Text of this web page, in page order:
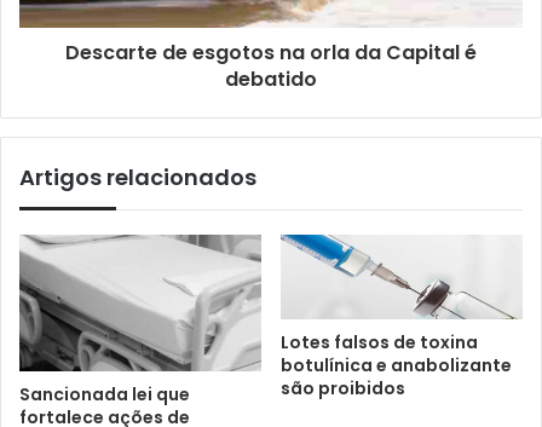
Descarte de esgotos na orla da Capital é
debatido
Artigos relacionados
Sancionada lei que
fortalece ações de
Lotes falsos de toxina
botulínica e anabolizante
são proibidos